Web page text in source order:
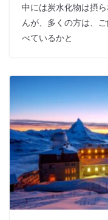
中には炭水化物は摂
んが、多くの方は、
べているかと